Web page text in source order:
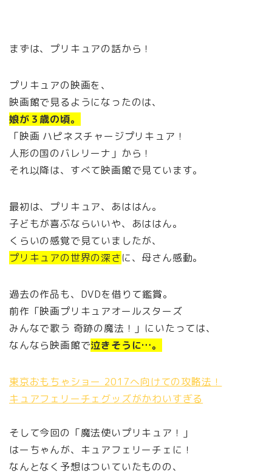
まずは、プリキュアの話から！
プリキュアの映画を、
映画館で見るようになったのは、
娘が３歳の頃。
「映画 ハピネスチャージプリキュア！
人形の国のバレリーナ」から！
それ以降は、すべて映画館で見ています。
最初は、プリキュア、あははん。
子どもが喜ぶならいいや、あははん。
くらいの感覚で見ていましたが、
プリキュアの世界の深さに、母さん感動。
過去の作品も、DVDを借りて鑑賞。
前作「映画プリキュアオールスターズ
みんなで歌う 奇跡の魔法！」にいたっては、
なんなら映画館で泣きそうに…。
東京おもちゃショー 2017へ向けての攻略法！
キュアフェリーチェグッズがかわいすぎる
そして今回の「魔法使いプリキュア！」
はーちゃんが、キュアフェリーチェに！
なんとなく予想はついていたものの、